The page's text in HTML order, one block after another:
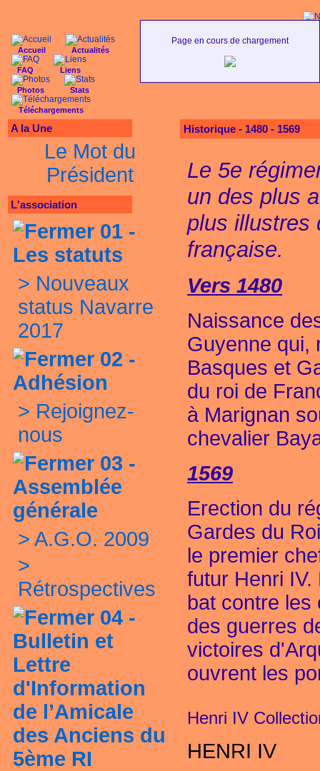
Page en cours de chargement
Accueil Actualités
FAQ Liens
Photos Stats
Téléchargements
A la Une
Le Mot du
Président
L'association
01 -
Les statuts
> Nouveaux
status Navarre
2017
02 -
Adhésion
> Rejoignez-
nous
03 -
Assemblée
générale
> A.G.O. 2009
>
Rétrospectives
04 -
Bulletin et
Lettre
d'Information
de l’Amicale
des Anciens du
5ème RI
Historique - 1480 - 1569
Le 5e
un des plus
plus illustres
française.
Vers 1480
Naissance
Guyenne qui,
Basques et
du roi de
à Marignan
chevalier
1569
Erection du
Gardes du
le premier
futur Henri
bat contre les
des guerres
victoires
ouvrent les
Henri IV
HENRI IV